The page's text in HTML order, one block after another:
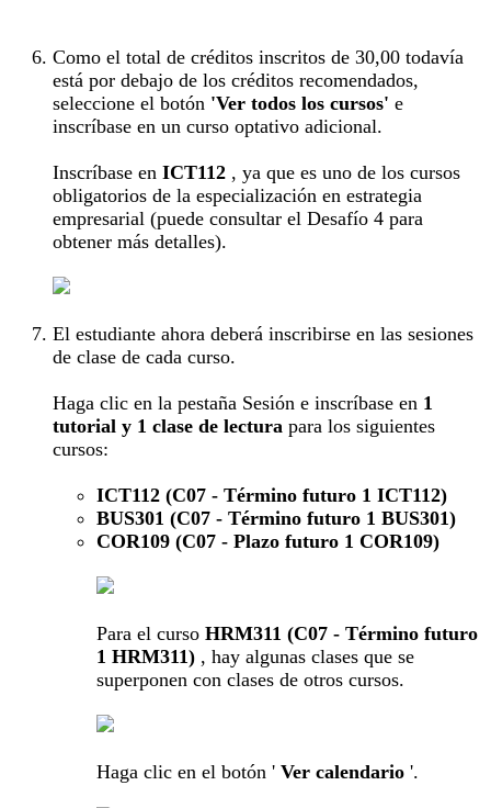
Como el total de créditos inscritos de 30,00 todavía
está por debajo de los créditos recomendados,
seleccione el botón 'Ver todos los cursos' e
inscríbase en un curso optativo adicional.
Inscríbase en ICT112 , ya que es uno de los cursos
obligatorios de la especialización en estrategia
empresarial (puede consultar el Desafío 4 para
obtener más detalles).
El estudiante ahora deberá inscribirse en las sesiones
de clase de cada curso.
Haga clic en la pestaña Sesión e inscríbase en 1
tutorial y 1 clase de lectura para los siguientes
cursos:
ICT112 (C07 - Término futuro 1 ICT112)
BUS301 (C07 - Término futuro 1 BUS301)
COR109 (C07 - Plazo futuro 1 COR109)
Para el curso HRM311 (C07 - Término futuro
1 HRM311) , hay algunas clases que se
superponen con clases de otros cursos.
Haga clic en el botón ' Ver calendario '.